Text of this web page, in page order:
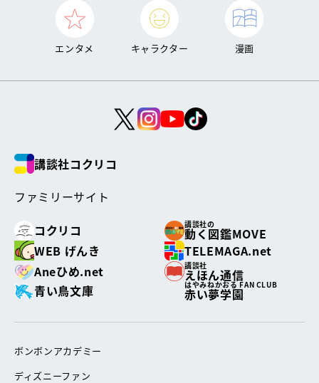
エンタメ キャラクター 漫画
講談社コクリコ
ファミリーサイト
コクリコ
講談社の
動く図鑑MOVE
WEB げんき
TELEMAGA.net
Aneひめ.net
講談社
えほん通信
青い鳥文庫
はやみねかおる FAN CLUB
赤い夢学園
ボンボンアカデミー
ディズニーファン